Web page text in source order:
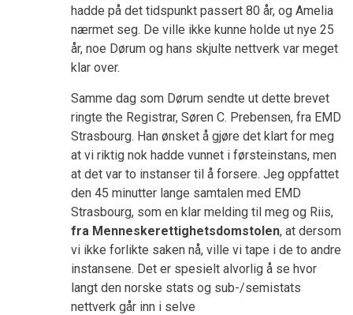
hadde på det tidspunkt passert 80 år, og Amelia
nærmet seg. De ville ikke kunne holde ut nye 25
år, noe Dørum og hans skjulte nettverk var meget
klar over.
Samme dag som Dørum sendte ut dette brevet
ringte the Registrar, Søren C. Prebensen, fra EMD
Strasbourg. Han ønsket å gjøre det klart for meg
at vi riktig nok hadde vunnet i førsteinstans, men
at det var to instanser til å forsere. Jeg oppfattet
den 45 minutter lange samtalen med EMD
Strasbourg, som en klar melding til meg og Riis,
fra Menneskerettighetsdomstolen, at dersom
vi ikke forlikte saken nå, ville vi tape i de to andre
instansene. Det er spesielt alvorlig å se hvor
langt den norske stats og sub-/semistats
nettverk går inn i selve